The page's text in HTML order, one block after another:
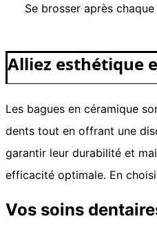
Se brosser après
Alliez esthétique
Les bagues en céramique
dents tout en offrant une
garantir leur durabilité et
efficacité optimale. En
Vos soins